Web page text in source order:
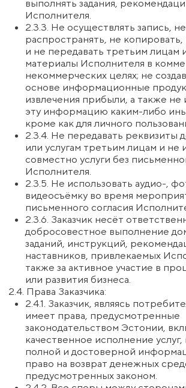
случаях, прямо предусмотренных
законодательством Эстонии.
3.8. В случае невозможности оказания услуги по
вине Исполнителя (например, отмена мероприятия
без переноса даты), Исполнитель обязан вернуть
Заказчику уплаченную сумму в полном объёме в
течение 14 (четырнадцати) календарных дней.
3.9. При возврате денежных средств все расходы
по банковским комиссиям несёт Заказчик.
3.10. Исполнитель оставляет за собой право
предложить Заказчику замену услуги (перенос
участия на другую дату, предоставление
альтернативного продукта), если это не
противоречит закону.
4. Ответственность Сторон
4.1. Стороны несут ответственность за
неисполнение или ненадлежащее исполнение
обязательств по настоящему договору в
соответствии с законодательством Эстонии.
4.2. Исполнитель не несёт ответственности за:
4.2.1. Неправильное использование Заказчиком
предоставленных материалов, рекомендаций и
информации.
4.2.2. Результаты, которых Заказчик ожидал от
прохождения услуг. Исполнитель не
гарантирует конкретного результата
(например, карьерного роста, увеличения
дохода, улучшения личной жизни), так как они
зависят от усилий и действий Заказчика.
4.2.3. Невозможность оказания услуг по
причинам, независящим от Исполнителя (сбои
интернета, программного обеспечения,
оборудования Заказчика и др.).
4.3. В случае нарушения Заказчиком условий
настоящего договора Исполнитель вправе
заблокировать доступ к услугам без возврата
уплаченных денежных средств.
4.4. Ответственность Исполнителя в любом случае
ограничивается суммой фактически уплаченной
Заказчиком за услугу.
4.5. Заказчик несёт ответственность за
достоверность предоставленных данных и за
последствия их недостоверности.